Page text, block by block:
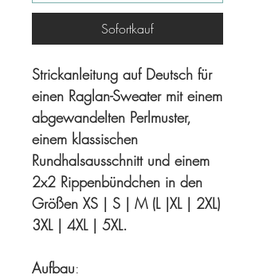
Sofortkauf
Strickanleitung auf Deutsch für
einen Raglan-Sweater mit einem
abgewandelten Perlmuster,
einem klassischen
Rundhalsausschnitt und einem
2x2 Rippenbündchen in den
Größen XS | S | M (L |XL | 2XL)
3XL | 4XL | 5XL.
Aufbau: